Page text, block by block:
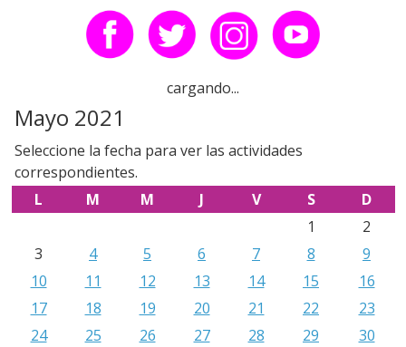
cargando...
Mayo 2021
Seleccione la fecha para ver las actividades
correspondientes.
L
M M J V S
D
1
2
3
4 5 6 7 8
9
10
11 12 13 14 15
16
17
18 19 20 21 22
23
24
25 26 27 28 29
30